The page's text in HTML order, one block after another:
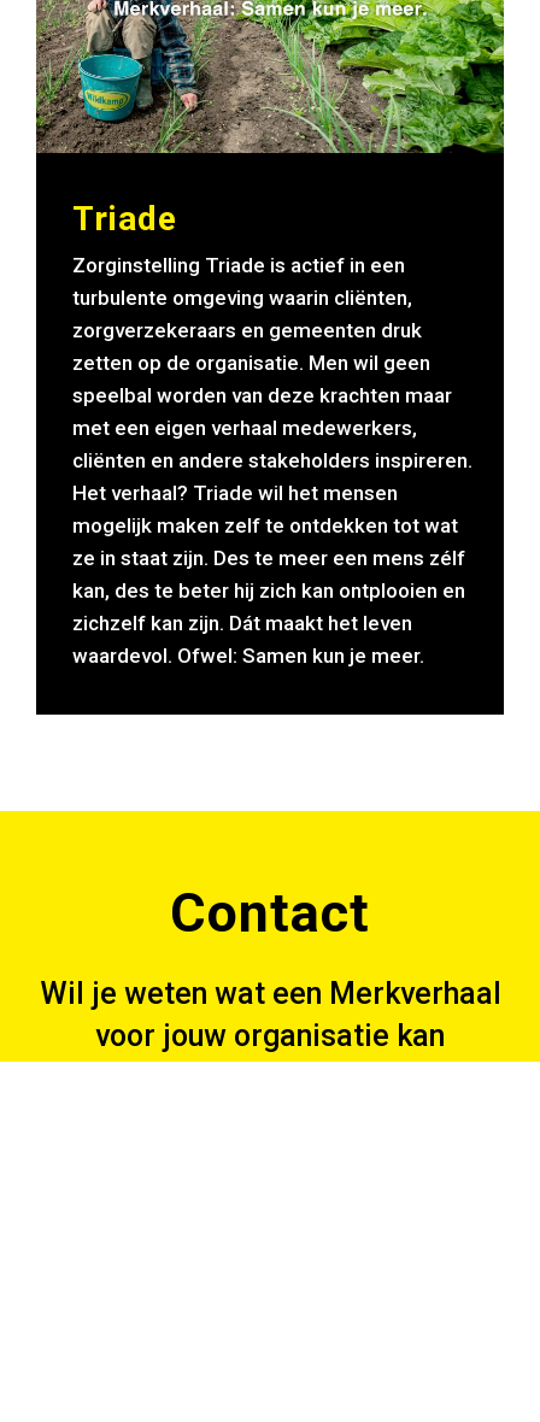
Triade
Zorginstelling Triade is actief in een
turbulente omgeving waarin cliënten,
zorgverzekeraars en gemeenten druk
zetten op de organisatie. Men wil geen
speelbal worden van deze krachten maar
met een eigen verhaal medewerkers,
cliënten en andere stakeholders inspireren.
Het verhaal? Triade wil het mensen
mogelijk maken zelf te ontdekken tot wat
ze in staat zijn. Des te meer een mens zélf
kan, des te beter hij zich kan ontplooien en
zichzelf kan zijn. Dát maakt het leven
waardevol. Ofwel: Samen kun je meer.
Contact
Wil je weten wat een Merkverhaal
voor jouw organisatie kan